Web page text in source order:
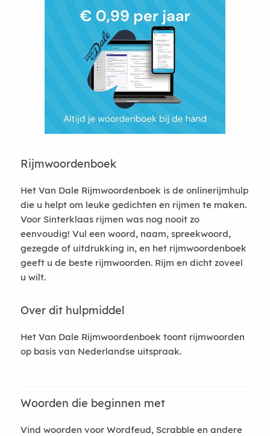
Rijmwoordenboek
Het Van Dale Rijmwoordenboek is de onlinerijmhulp
die u helpt om leuke gedichten en rijmen te maken.
Voor Sinterklaas rijmen was nog nooit zo
eenvoudig! Vul een woord, naam, spreekwoord,
gezegde of uitdrukking in, en het rijmwoordenboek
geeft u de beste rijmwoorden. Rijm en dicht zoveel
u wilt.
Over dit hulpmiddel
Het Van Dale Rijmwoordenboek toont rijmwoorden
op basis van Nederlandse uitspraak.
Woorden die beginnen met
Vind woorden voor Wordfeud, Scrabble en andere